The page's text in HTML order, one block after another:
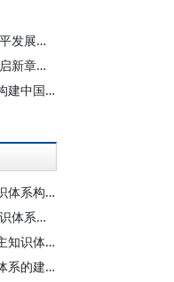
高翔：深化二战历史研究 推进和平发展事业
高翔：东方战场擎正义 命运与共启新章——世界反法西斯战争的中国贡献及其时代意义
高翔：以政治建设新成效为加快构建中国哲学社会科学自主知识体系提供坚强保证
胡继平：中国国际关系学自主知识体系构建的时代转向
张树华 邵宏伟：城市之学自主知识体系正在加快形成
夏春涛：构建中国近代史学科自主知识体系刍议
封丽霞：论中国法理学自主知识体系的建构